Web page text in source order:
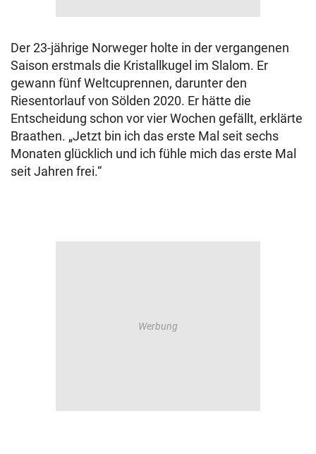
Der 23-jährige Norweger holte in der vergangenen
Saison erstmals die Kristallkugel im Slalom. Er
gewann fünf Weltcuprennen, darunter den
Riesentorlauf von Sölden 2020. Er hätte die
Entscheidung schon vor vier Wochen gefällt, erklärte
Braathen. „Jetzt bin ich das erste Mal seit sechs
Monaten glücklich und ich fühle mich das erste Mal
seit Jahren frei.“